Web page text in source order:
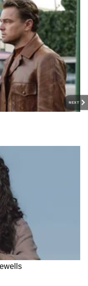
NEXT
का?